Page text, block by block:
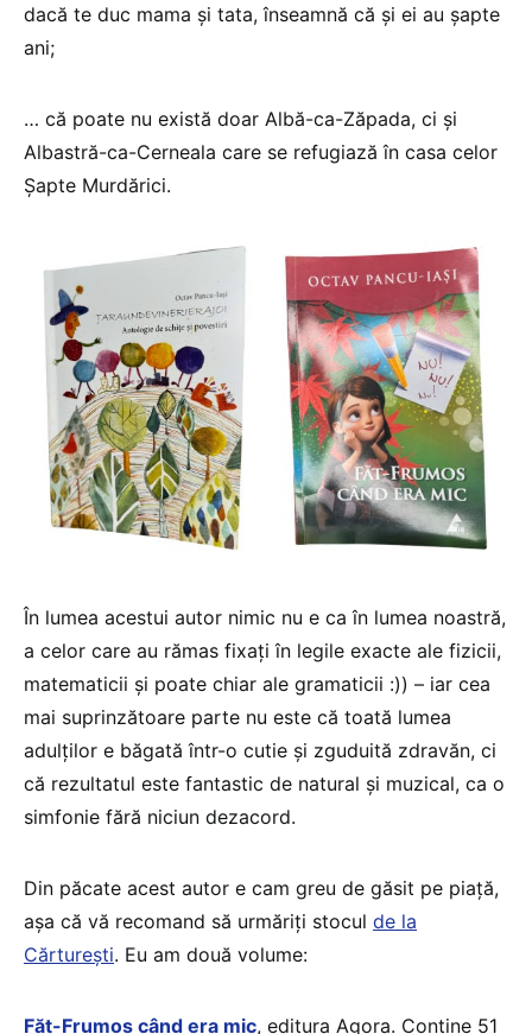
dacă te duc mama și tata, înseamnă că și ei au șapte
ani;
… că poate nu există doar Albă-ca-Zăpada, ci și
Albastră-ca-Cerneala care se refugiază în casa celor
Șapte Murdărici.
În lumea acestui autor nimic nu e ca în lumea noastră,
a celor care au rămas fixați în legile exacte ale fizicii,
matematicii și poate chiar ale gramaticii :)) – iar cea
mai suprinzătoare parte nu este că toată lumea
adulților e băgată într-o cutie și zguduită zdravăn, ci
că rezultatul este fantastic de natural și muzical, ca o
simfonie fără niciun dezacord.
Din păcate acest autor e cam greu de găsit pe piață,
așa că vă recomand să urmăriți stocul de la
Cărturești. Eu am două volume:
Făt-Frumos când era mic, editura Agora. Conține 51